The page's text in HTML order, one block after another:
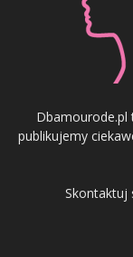
publikujemy
Skontaktuj